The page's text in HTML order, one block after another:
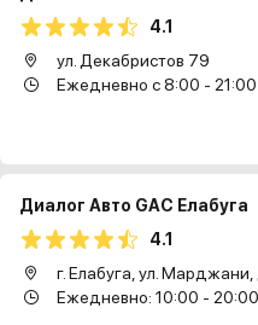
4.1
ул. Декабристов 79
Ежедневно с 8:00 - 21:00
Диалог Авто GAC Елабуга
4.1
г. Елабуга, ул. Марджани,
Ежедневно: 10:00 - 20:00